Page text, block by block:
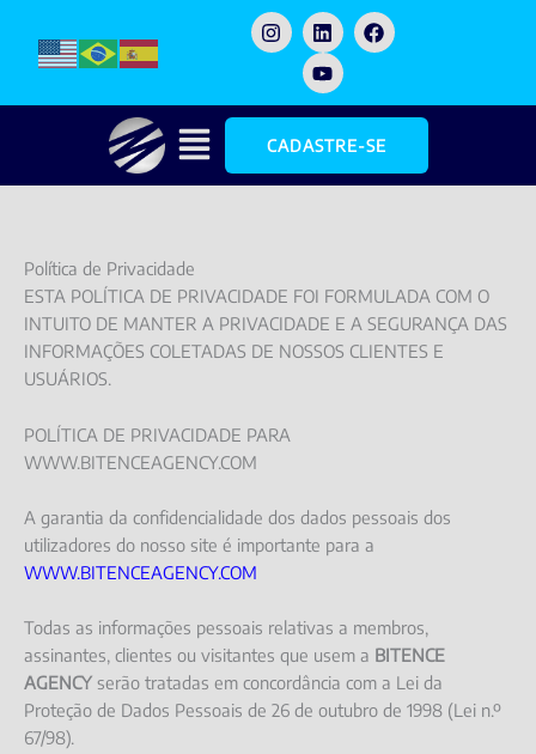
content
I
n
s
a
g
r
m
L
i
n
k
e
d
i
F
a
c
b
o
o
Y
o
u
t
u
b
e
Menu
CADASTRE-SE
Política de Privacidade
ESTA POLÍTICA DE PRIVACIDADE FOI FORMULADA COM O
INTUITO DE MANTER A PRIVACIDADE E A SEGURANÇA DAS
INFORMAÇÕES COLETADAS DE NOSSOS CLIENTES E
USUÁRIOS.
POLÍTICA DE PRIVACIDADE PARA
WWW.BITENCEAGENCY.COM
A garantia da confidencialidade dos dados pessoais dos
utilizadores do nosso site é importante para a
WWW.BITENCEAGENCY.COM
Todas as informações pessoais relativas a membros,
assinantes, clientes ou visitantes que usem a BITENCE
AGENCY serão tratadas em concordância com a Lei da
Proteção de Dados Pessoais de 26 de outubro de 1998 (Lei n.º
67/98).